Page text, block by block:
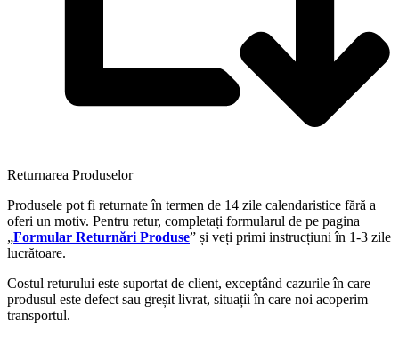
Returnarea Produselor
Produsele pot fi returnate în termen de 14 zile calendaristice fără a
oferi un motiv. Pentru retur, completați formularul de pe pagina
„Formular Returnări Produse” și veți primi instrucțiuni în 1-3 zile
lucrătoare.
Costul returului este suportat de client, exceptând cazurile în care
produsul este defect sau greșit livrat, situații în care noi acoperim
transportul.